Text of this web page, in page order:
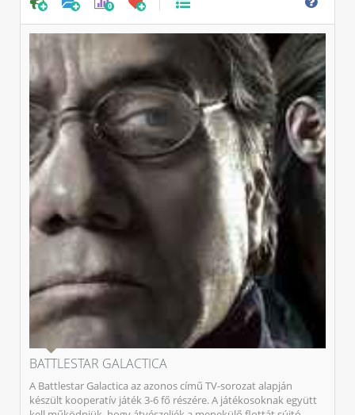
0
BATTLESTAR GALACTICA
A Battlestar Galactica az azonos című TV-sorozat alapján
készült kooperatív játék 3-6 fő részére. A játékosoknak együtt